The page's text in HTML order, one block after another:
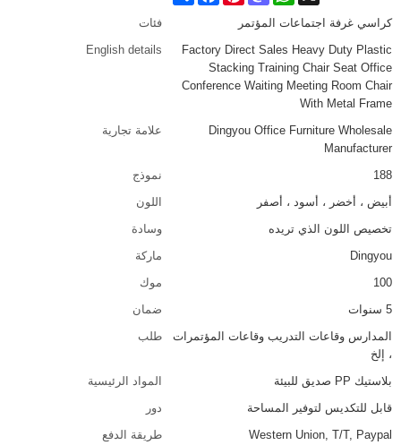
فئات
كراسي غرفة اجتماعات المؤتمر
English details
Factory Direct Sales Heavy Duty Plastic
Stacking Training Chair Seat Office
Conference Waiting Meeting Room Chair
With Metal Frame
علامة تجارية
Dingyou Office Furniture Wholesale
Manufacturer
نموذج
188
اللون
أبيض ، أخضر ، أسود ، أصفر
وسادة
تخصيص اللون الذي تريده
ماركة
Dingyou
موك
100
ضمان
5 سنوات
طلب
المدارس وقاعات التدريب وقاعات المؤتمرات
، إلخ
المواد الرئيسية
بلاستيك PP صديق للبيئة
دور
قابل للتكديس لتوفير المساحة
طريقة الدفع
Western Union, T/T, Paypal